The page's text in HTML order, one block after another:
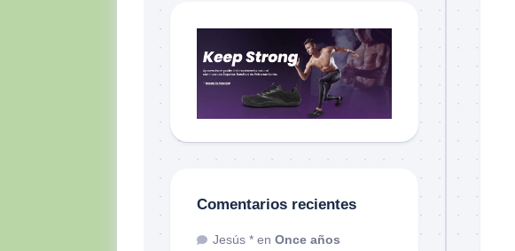
Comentarios recientes
Jesús * en Once años